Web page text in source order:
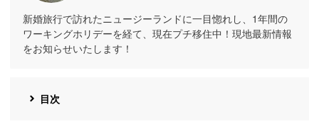
新婚旅行で訪れたニュージーランドに一目惚れし、1年間の
ワーキングホリデーを経て、現在プチ移住中！現地最新情報
をお知らせいたします！
目次